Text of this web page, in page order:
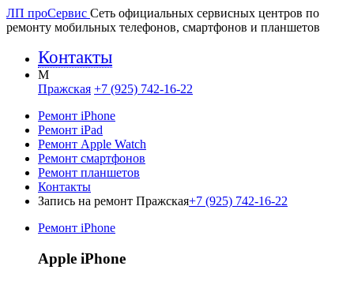
ЛП проСервис Сеть официальных сервисных центров по
ремонту мобильных телефонов, смартфонов и планшетов
Контакты
M
Пражская +7 (925) 742-16-22
Ремонт iPhone
Ремонт iPad
Ремонт Apple Watch
Ремонт смартфонов
Ремонт планшетов
Контакты
Запись на ремонт Пражская+7 (925) 742-16-22
Ремонт iPhone
Apple iPhone